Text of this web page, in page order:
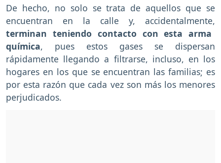
De hecho, no solo se trata de aquellos que se
encuentran en la calle y, accidentalmente,
terminan teniendo contacto con esta arma
química, pues estos gases se dispersan
rápidamente llegando a filtrarse, incluso, en los
hogares en los que se encuentran las familias; es
por esta razón que cada vez son más los menores
perjudicados.